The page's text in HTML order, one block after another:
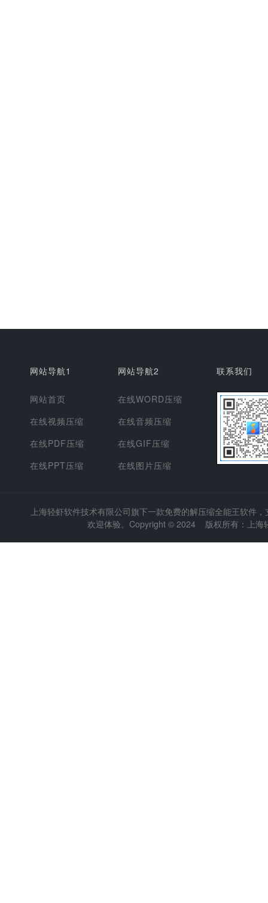
网站导航1
网站首页
在线视频压缩
在线PDF压缩
在线PPT压缩
网站导航2
在线WORD压缩
在线音频压缩
在线GIF压缩
在线图片压缩
联系我们
上海轻虾软件技术有限公司旗下一款免费的解压缩全能王软件
欢迎体验。Copyright © 2024 版权所有：上